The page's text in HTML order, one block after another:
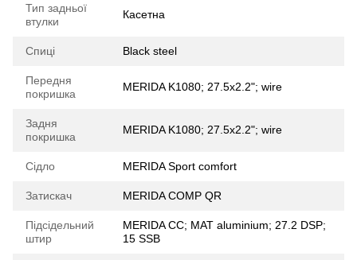
Тип задньої
втулки
Касетна
Спиці Black steel
Передня
покришка
MERIDA K1080; 27.5x2.2"; wire
Задня
покришка
MERIDA K1080; 27.5x2.2"; wire
Сідло MERIDA Sport comfort
Затискач MERIDA COMP QR
Підсідельний
штир
MERIDA CC; MAT aluminium; 27.2 DSP;
15 SSB